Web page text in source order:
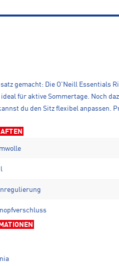
gemacht: Die O'Neill Essentials
für aktive Sommertage. Noch
du den Sitz flexibel anpassen.